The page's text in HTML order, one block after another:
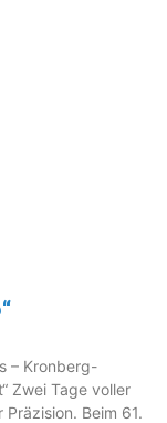
– Kronberg-
Zwei Tage voller
Beim 61.